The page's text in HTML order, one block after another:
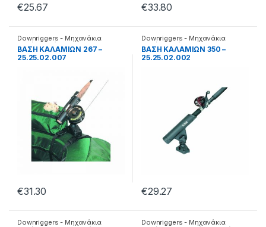
€25.67 €33.80
Downriggers - Μηχανάκια
καθέτης,Βάσεις
BΑΣΗ ΚΑΛΑΜΙΩΝ 267 –
25.25.02.007
€31.30
Downriggers - Μηχανάκια
καθέτης,Βάσεις
BΑΣΗ ΚΑΛΑΜΙΩΝ 350 –
25.25.02.002
€29.27
Downriggers - Μηχανάκια Downriggers - Μηχανάκια